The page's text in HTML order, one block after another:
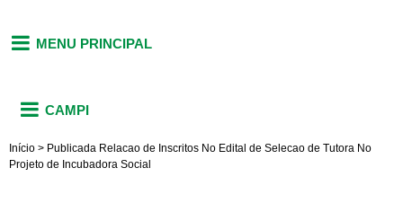
MENU PRINCIPAL
CAMPI
Início > Publicada Relacao de Inscritos No Edital de Selecao de Tutora No
Projeto de Incubadora Social